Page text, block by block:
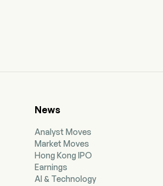
News
Analyst Moves
Market Moves
Hong Kong IPO
Earnings
AI & Technology